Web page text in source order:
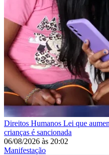
Direitos Humanos Lei que
crianças é sancionada
06/08/2026 às 20:02
Manifestação